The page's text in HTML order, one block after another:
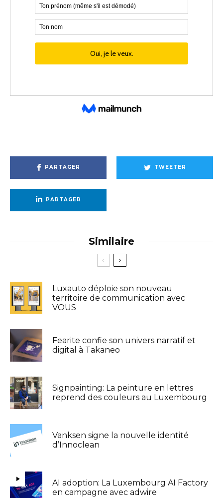
PARTAGER TWEETER
PARTAGER
Similaire
Luxauto déploie son nouveau
territoire de communication avec
VOUS
Fearite confie son univers narratif et
digital à Takaneo
Signpainting: La peinture en lettres
reprend des couleurs au Luxembourg
Vanksen signe la nouvelle identité
d’Innoclean
AI adoption: La Luxembourg AI Factory
en campagne avec adwire